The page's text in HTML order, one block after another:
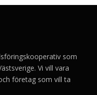
som
Vi vill vara
företag som vill ta